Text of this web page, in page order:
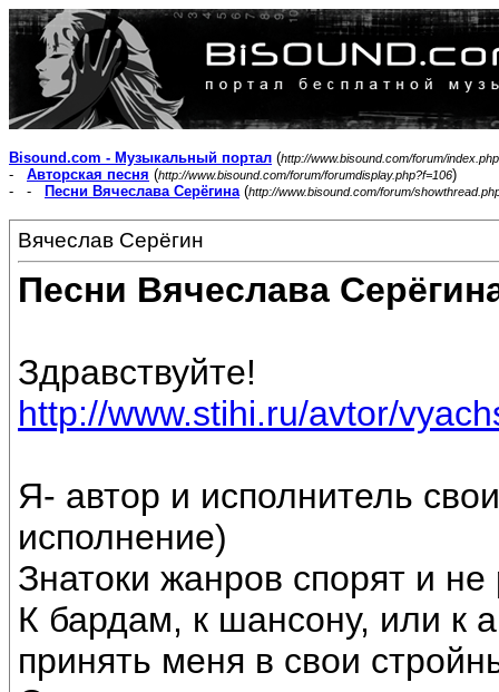
Bisound.com - Музыкальный портал (http://www.bisound.com/forum/index.php
- Авторская песня (http://www.bisound.com/forum/forumdisplay.php?f=106)
- -
Песни Вячеслава Серёгина(http://www.bisound.com/forum/
Вячеслав Серёгин
Песни Вячеслава
Здравствуйте!
http://www.stihi.ru/avtor/
Я- автор и исполнитель
исполнение)
Знатоки жанров спорят и
К бардам, к шансону, или к
принять меня в свои